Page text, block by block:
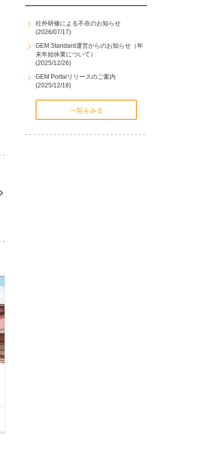
社外研修による不在のお知らせ
(2026/07/17)
GEM Standard運営からのお知らせ（年
末年始休業について）
(2025/12/26)
GEM Portalリリースのご案内
(2025/12/18)
一覧をみる